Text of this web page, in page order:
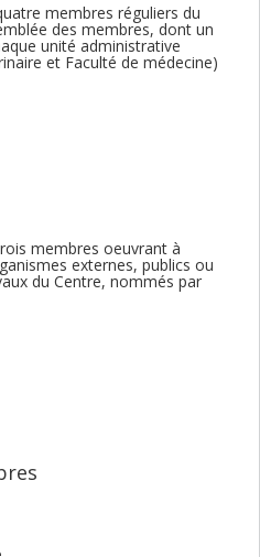
membres réguliers du
des membres, dont un
unité administrative
et Faculté de médecine)
membres oeuvrant à
externes, publics ou
du Centre, nommés par